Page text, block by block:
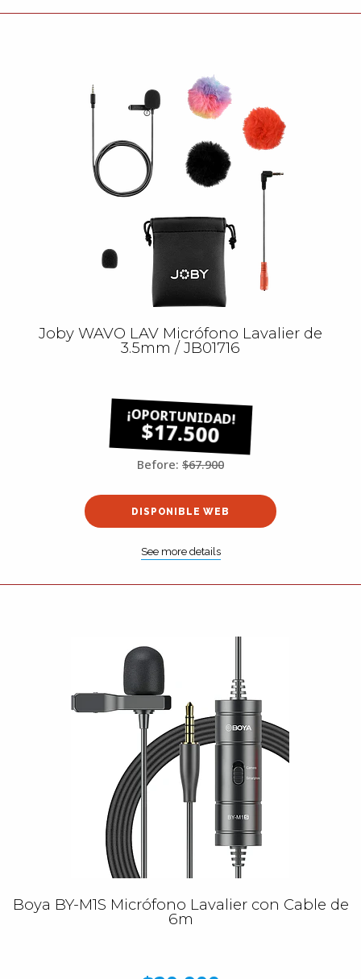
Joby WAVO LAV Micrófono Lavalier de
3.5mm / JB01716
$17.500
Before: $67.900
DISPONIBLE WEB
See more details
Boya BY-M1S Micrófono Lavalier con Cable de
6m